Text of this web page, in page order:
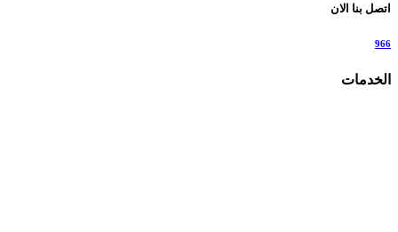
اتصل بنا الان
966
الخدمات